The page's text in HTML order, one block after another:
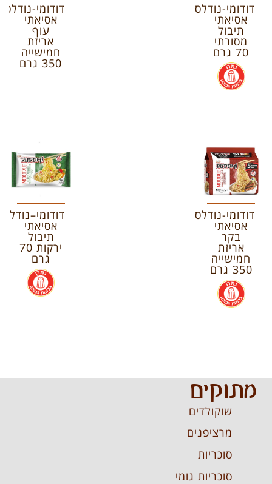
דודומי-נודלס
אסיאתי
תיבול
מסורתי
70 גרם
.
דודומי-נודלס
אסיאתי
עוף
אריזת
חמישייה
350 גרם
דודומי-נודלס
אסיאתי
בקר
אריזת
חמישייה
350 גרם
.
דודומי–נודלס
אסיאתי
תיבול
ירקות 70
גרם
.
מתוקים
שוקולדים
מרציפנים
סוכריות
סוכריות גומי